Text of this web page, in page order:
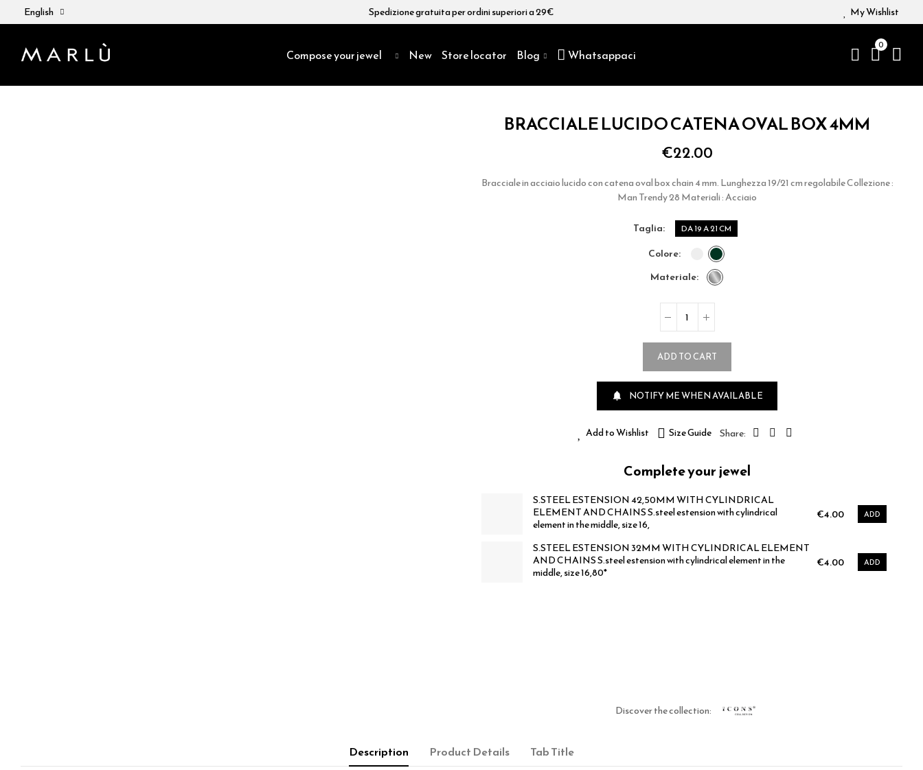
English Spedizione gratuita per ordini superiori a 29€ My Wishlist
Compose your jewel New Store locator Blog Whatsappaci
0
BRACCIALE LUCIDO CATENA OVAL BOX 4MM
€22.00
Bracciale in acciaio lucido con catena oval box chain 4 mm. Lunghezza 19/21 cm regolabile Collezione :
Man Trendy 28 Materiali : Acciaio
taglia DA 19 A 21 CM
colore
materiale
ADD TO CART
 NOTIFY ME WHEN AVAILABLE
Add to Wishlist Size Guide
Complete your jewel
S.STEEL ESTENSION 42,50MM WITH CYLINDRICAL
ELEMENT AND CHAINS S.steel estension with cylindrical
element in the middle, size 16,
€4.00 ADD
S.STEEL ESTENSION 32MM WITH CYLINDRICAL ELEMENT
AND CHAINS S.steel estension with cylindrical element in the
middle, size 16,80*
€4.00 ADD
Discover the collection:
Description Product Details Tab Title